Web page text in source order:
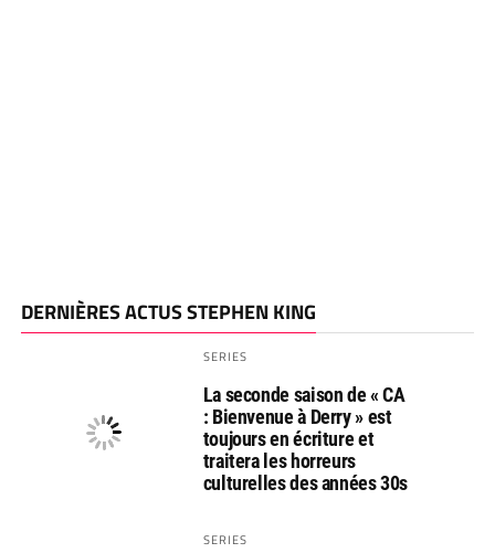
DERNIÈRES ACTUS STEPHEN KING
SERIES
La seconde saison de « CA
: Bienvenue à Derry » est
toujours en écriture et
traitera les horreurs
culturelles des années 30s
SERIES